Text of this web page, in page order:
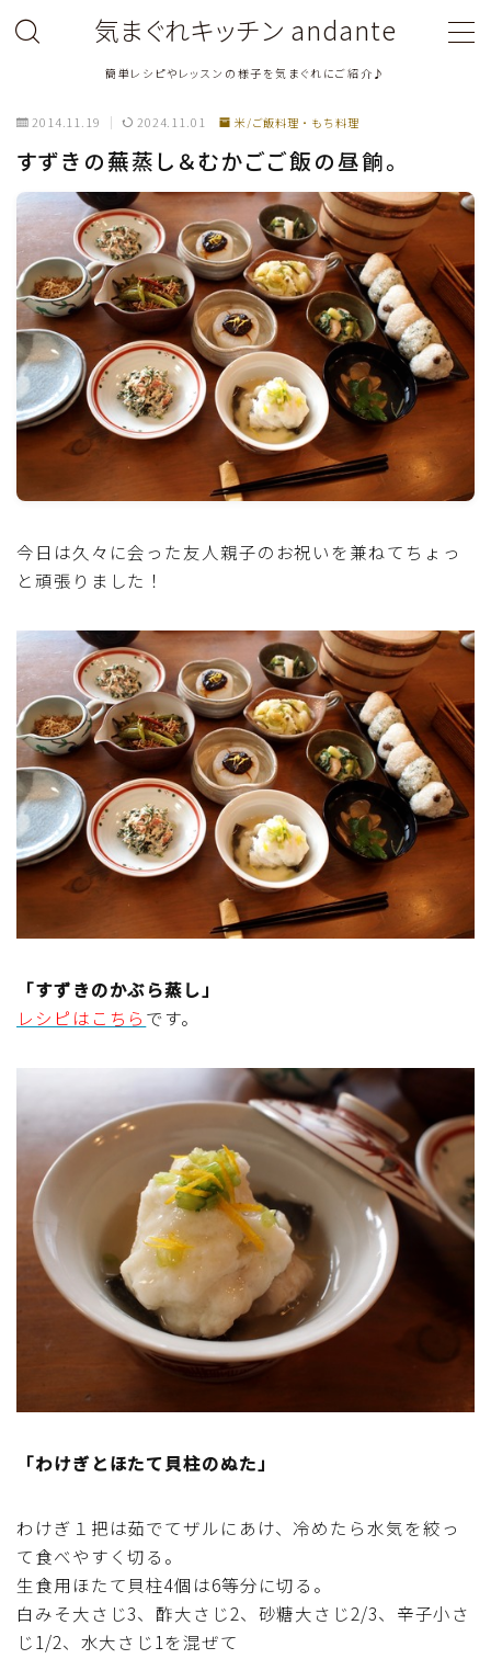
気まぐれキッチン andante
簡単レシピやレッスンの様子を気まぐれにご紹介♪
料理教室関連・レッスン後記
料理関連のお仕事・メディア掲載レシピ
鶏肉料理
豚肉料理
牛肉料理
ひき肉料理
卵料理
野菜料理(ブロッコリー・カリフラワー・パプリカ・菜
の花・その他)
野菜料理(きゅうり・なす・トマト・ピーマン・かぼち
ゃ・ゴーヤ)
野菜料理(キャベツ・白菜・ほうれん草・レタス・小松
菜・にら)
野菜料理(ズッキーニ・コーン・いんげん・そら豆・え
んどう・オクラ)
アスパラガス)
芋類(じゃが芋・さつま芋・里芋・山芋)
もやし・豆苗・たけのこ・せり・ふき・その他山菜料理
洋菓子 (焼き菓子)
洋菓子 (冷菓)
パン・パンケーキ・スコーン・食事パイ・ケークサレ・
粉もの
米/ご飯料理・もち料理
2014.11.19 2024.11.01 米/ご飯料理・もち料理
すずきの蕪蒸し＆むかごご飯の昼餉。
今日は久々に会った友人親子のお祝いを兼ねてちょっ
と頑張りました！
「すずきのかぶら蒸し」
レシピはこちら です。
「わけぎとほたて貝柱のぬた」
わけぎ１把は茹でてザルにあけ、冷めたら水気を絞っ
て食べやすく切る。
生食用ほたて貝柱4個は6等分に切る。
白みそ大さじ3、酢大さじ2、砂糖大さじ2/3、辛子小さ
じ1/2、水大さじ1を混ぜて